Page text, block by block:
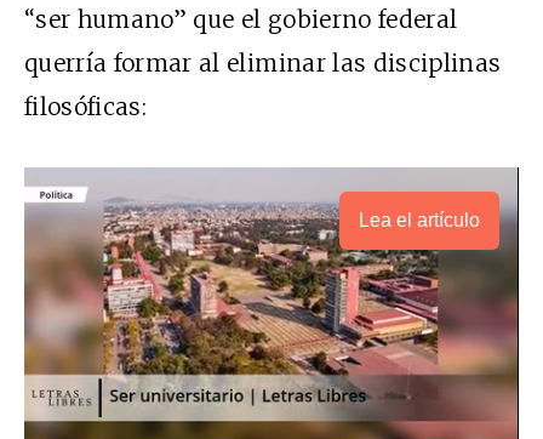
“ser humano” que el gobierno federal
querría formar al eliminar las disciplinas
filosóficas:
Lea el artículo